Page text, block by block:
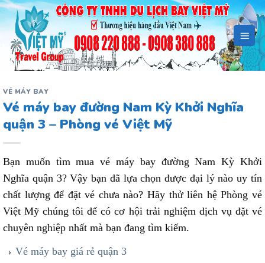
Bỏ
qua
dung
VÉ MÁY BAY
Vé máy bay đường Nam Kỳ Khởi Nghĩa
quận 3 – Phòng vé Việt Mỹ
Bạn muốn tìm mua vé máy bay đường Nam Kỳ Khởi
Nghĩa quận 3? Vậy bạn đã lựa chọn được đại lý nào uy tín
chất lượng để đặt vé chưa nào? Hãy thử liên hệ Phòng vé
Việt Mỹ chúng tôi để có cơ hội trải nghiệm dịch vụ đặt vé
chuyên nghiệp nhất mà bạn đang tìm kiếm.
Vé máy bay giá rẻ quận 3